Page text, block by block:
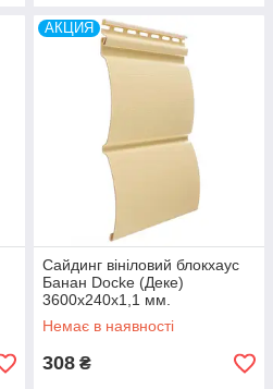
АКЦИЯ
Сайдинг вініловий блокхаус
Банан Docke (Деке)
3600х240х1,1 мм.
Немає в наявності
308 ₴